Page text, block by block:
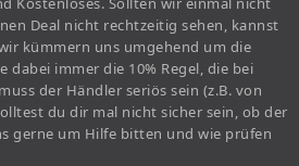
Deal nicht rechtzeitig sehen, kannst
kümmern uns umgehend um die
dabei immer die 10% Regel, die bei
der Händler seriös sein (z.B. von
du dir mal nicht sicher sein, ob der
gerne um Hilfe bitten und wie prüfen